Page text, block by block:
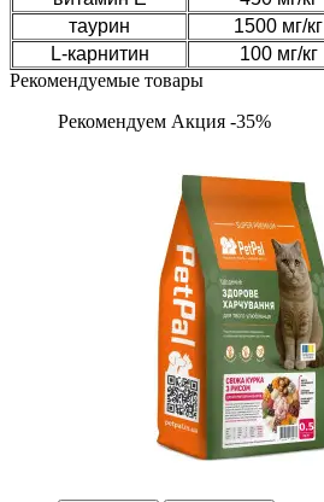
таурин
1500 мг/кг
L-карнитин
100 мг/кг
Рекомендуемые товары
Рекомендуем Акция -35%